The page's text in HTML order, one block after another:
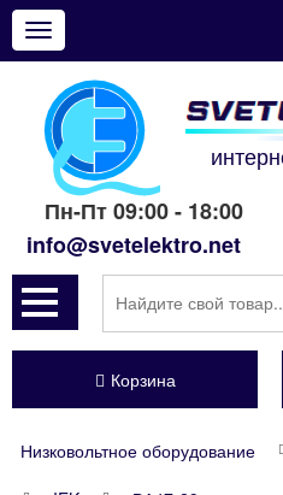
Показать
меню
Пн-Пт 09:00 - 18:00
info@svetelektro.net
Корзина
Низковольтное оборудование